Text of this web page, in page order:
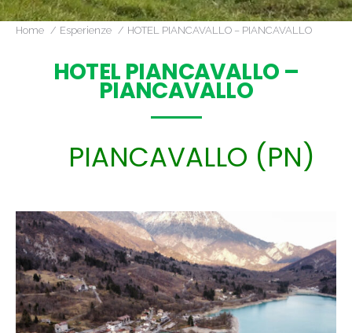
Home Esperienze HOTEL PIANCAVALLO – PIANCAVALLO
HOTEL PIANCAVALLO –
PIANCAVALLO
PIANCAVALLO (PN)